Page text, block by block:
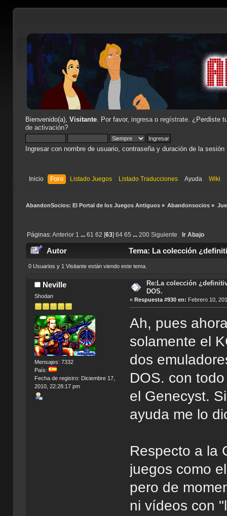
Bienvenido(a), Visitante. Por favor, ingresao regístrate. ¿Perdiste
de activación?
Ingresar con nombre de usuario, contraseña y duración de la sesión
Inicio Foro Listado Juegos Listado Traducciones Ayuda Wiki
AbandonSocios: El Portal de los Juegos Antiguos» Abandonsocios »
Páginas:Anterior 1 ... 61 62 [63] 64 65 ... 200 Siguiente Ir Abajo
Autor Tema: La colección
0 Usuarios y 1 Visitante están viendo este tema.
Neville
Shodan
Mensajes: 7332
País:
Fecha de registro: Diciembre 17,
2010, 22:28:17 pm
Re:La colección
DOS.
«Respuesta #930 en: Febrero 10,
Ah, pues
solamente el
dos
DOS. con
el Genecyst.
ayuda me lo
Respecto a la
juegos como
pero de
ni vídeos con